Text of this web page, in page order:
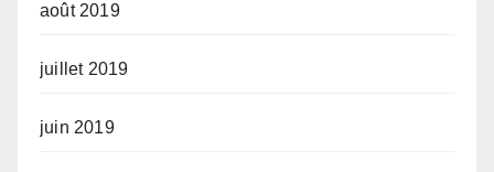
août 2019
juillet 2019
juin 2019